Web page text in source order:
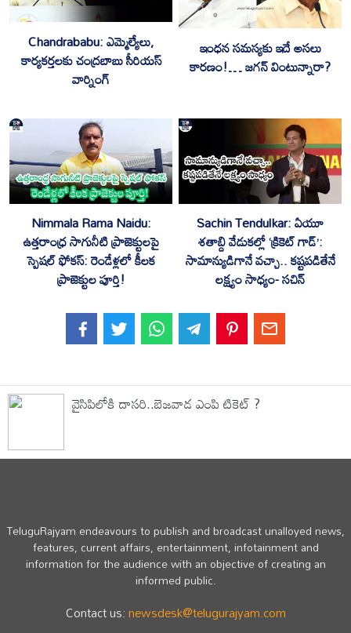
Chandrababu: ఎమ్మెల్యేలు,
కార్యకర్తలకు చంద్రబాబు సీరియస్
వార్నింగ్
ఇంధన సమస్యకు ఇదే అసలు
కారణం!… జగన్ వింటున్నారా?
Nimmala Rama Naidu:
ఉత్తరాంధ్ర సాగునీటి ప్రాజెక్టులపై
స్పెషల్ ఫోకస్: రెండేళ్లలో కీలక
ప్రాజెక్టుల పూర్తి!
Sachin Tendulkar: ఏయూ
శతాబ్ది వేడుకల్లో ‘క్రికెట్ గాడ్’:
సామాన్యుడిగానే వచ్చా.. కష్టపడితేనే
లక్ష్యం సాధ్యం- సచిన్
వైసిపిలోకి దాసరి..బెజవాడ ఎంపి టికెట్ ?
TeluguRajyam endeavours to publish and broadcast unalloyed news,
features, current affairs, entertainment, infotainment and
information for the audience with an objective of creating an
informed public.
Contact us:newsdesk@telugurajyam.com